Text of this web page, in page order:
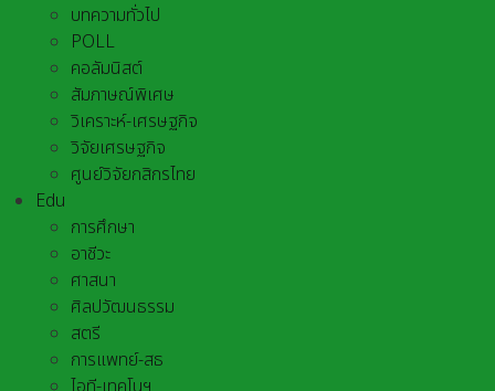
บทความทั่วไป
POLL
คอลัมนิสต์
สัมภาษณ์พิเศษ
วิเคราะห์-เศรษฐกิจ
วิจัยเศรษฐกิจ
ศูนย์วิจัยกสิกรไทย
Edu
การศึกษา
อาชีวะ
ศาสนา
ศิลปวัฒนธรรม
สตรี
การแพทย์-สธ